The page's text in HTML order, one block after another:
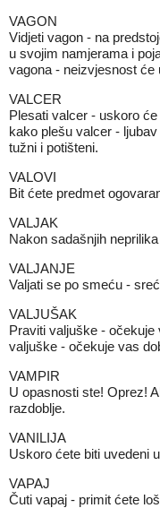
VAGON
Vidjeti vagon - na
u svojim namjerama i
vagona - neizvjesnost će
VALCER
Plesati valcer - uskoro
kako plešu valcer -
tužni i potišteni.
VALOVI
Bit ćete predmet
VALJAK
Nakon sadašnjih
VALJANJE
Valjati se po smeću -
VALJUŠAK
Praviti valjuške -
valjuške - očekuje vas
VAMPIR
U opasnosti ste! Oprez!
razdoblje.
VANILIJA
Uskoro ćete biti uvedeni
VAPAJ
Čuti vapaj - primit ćete